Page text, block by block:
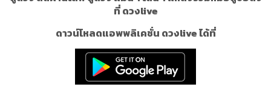
ที่ ดวงlive
ดาวน์โหลดแอพพลิเคชั่น ดวงlive ได้ที่